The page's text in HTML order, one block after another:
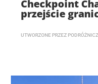
Checkpoint
przejście
UTWORZONE PRZEZ